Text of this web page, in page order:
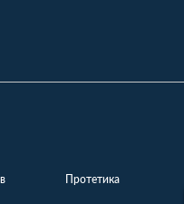
Протетика